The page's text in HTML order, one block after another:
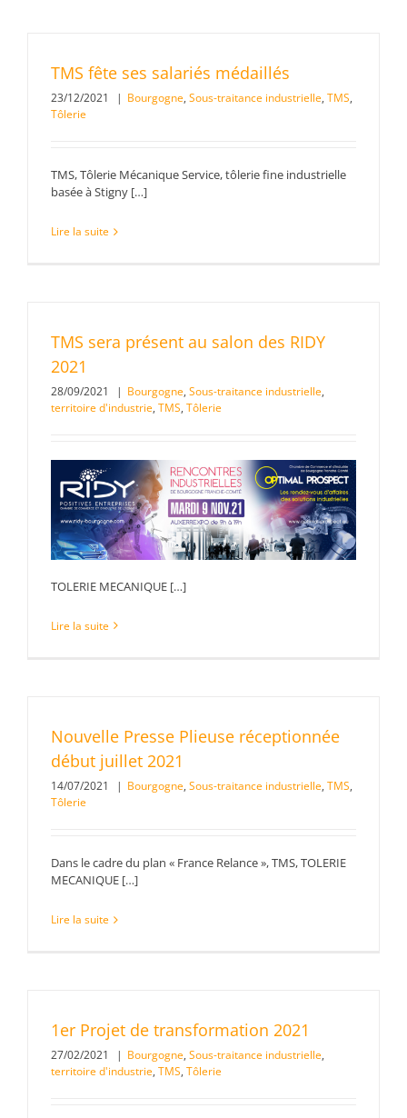
TMS fête ses salariés médaillés
23/12/2021 | Bourgogne, Sous-traitance industrielle, TMS,
Tôlerie
TMS, Tôlerie Mécanique Service, tôlerie fine industrielle
basée à Stigny […]
Lire la suite
TMS sera présent au salon des RIDY
2021
28/09/2021 | Bourgogne, Sous-traitance industrielle,
territoire d'industrie, TMS, Tôlerie
TOLERIE MECANIQUE […]
Lire la suite
Nouvelle Presse Plieuse réceptionnée
début juillet 2021
14/07/2021 | Bourgogne, Sous-traitance industrielle, TMS,
Tôlerie
Dans le cadre du plan « France Relance », TMS, TOLERIE
MECANIQUE […]
Lire la suite
1er Projet de transformation 2021
27/02/2021 | Bourgogne, Sous-traitance industrielle,
territoire d'industrie, TMS, Tôlerie